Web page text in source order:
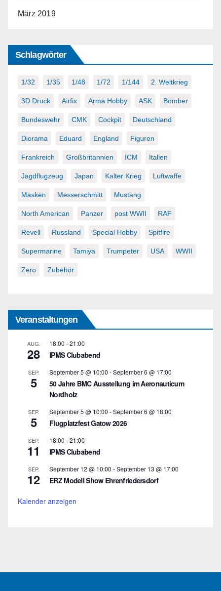
März 2019
Schlagwörter
1/32 1/35 1/48 1/72 1/144 2. Weltkrieg
3D Druck Airfix Arma Hobby ASK Bomber
Bundeswehr CMK Cockpit Deutschland
Diorama Eduard England Figuren
Frankreich Großbritannien ICM Italien
Jagdflugzeug Japan Kalter Krieg Luftwaffe
Masken Messerschmitt Mustang
North American Panzer post WWII RAF
Revell Russland Special Hobby Spitfire
Supermarine Tamiya Trumpeter USA WWII
Zero Zubehör
Veranstaltungen
AUG.
28
18:00 -21:00
IPMS Clubabend
SEP.
5
September 5 @ 10:00 -September 6 @ 17:00
50 Jahre BMC Ausstellung im Aeronauticum
Nordholz
SEP.
5
September 5 @ 10:00 -September 6 @ 18:00
Flugplatzfest Gatow 2026
SEP.
11
18:00 -21:00
IPMS Clubabend
SEP.
12
September 12 @ 10:00 -September 13 @ 17:00
ERZ Modell Show Ehrenfriedersdorf
Kalender anzeigen